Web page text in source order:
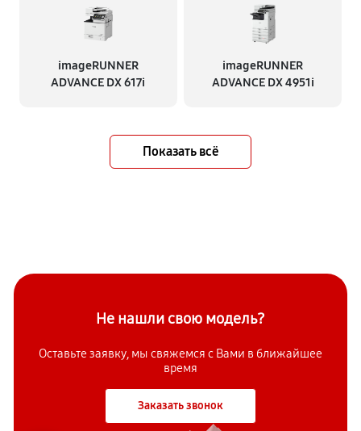
imageRUNNER
ADVANCE DX 617i
imageRUNNER
ADVANCE DX 4951i
Показать всё
Не нашли свою модель?
Оставьте заявку, мы свяжемся с Вами в ближайшее
время
Заказать звонок